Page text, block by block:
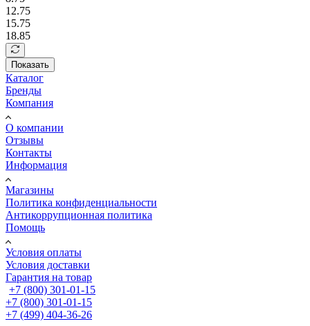
12.75
15.75
18.85
Показать
Каталог
Бренды
Компания
О компании
Отзывы
Контакты
Информация
Магазины
Политика конфиденциальности
Антикоррупционная политика
Помощь
Условия оплаты
Условия доставки
Гарантия на товар
+7 (800) 301-01-15
+7 (800) 301-01-15
+7 (499) 404-36-26